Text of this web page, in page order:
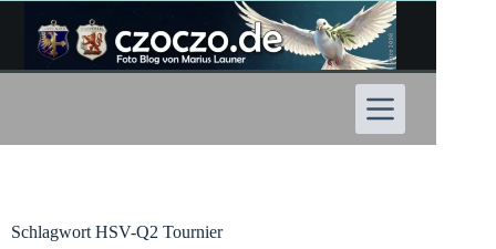
Inhalt
springen
Schlagwort HSV-Q2 Tournier